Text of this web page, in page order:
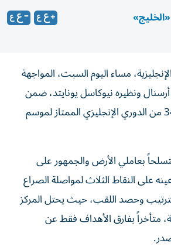
مساء اليوم السبت، المواجهة
ونظيره نيوكاسل يونايتد، ضمن
منافسات الجولة الـ 34 من الدوري الإنجليزي الممتاز لموسم
بعاملي الأرض والجمهور على
على النقاط الثلاث لمواصلة الصراع
وحصد اللقب، حيث يحتل المركز
برصيد 70 نقطة، متأخراً بفارق الأهداف فقط عن